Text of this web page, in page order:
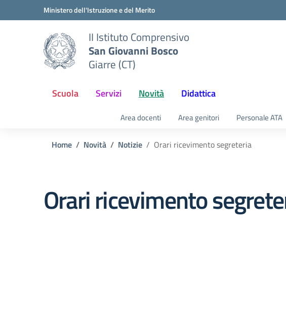
Vai ai contenuti
Vai al menu di navigazioneMinistero dell'Istruzione e del Merito
II Istituto Comprensivo
San Giovanni Bosco
Giarre (CT)
Scuola Servizi Novità Didattica
Area docenti Area genitori Personale ATA
Home Novità Notizie Orari ricevimento segreteria
Orari ricevimento